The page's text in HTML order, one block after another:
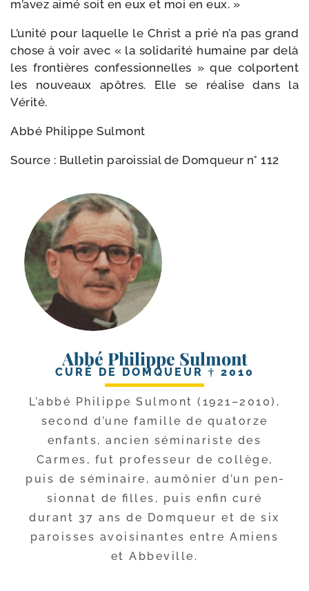
m’a­vez aimé soit en eux et moi en eux. »
L’unité pour laquelle le Christ a prié n’a pas grand
chose à voir avec « la soli­da­ri­té humaine par delà
les fron­tières confes­sion­nelles » que col­portent
les nou­veaux apôtres. Elle se réa­lise dans la
Vérité.
Abbé Philippe Sulmont
Source : Bulletin parois­sial de Domqueur n° 112
Abbé Philippe Sulmont
CURÉ DE DOMQUEUR † 2010
L’abbé Philippe Sulmont (1921–2010),
second d’une famille de qua­torze
enfants, ancien sémi­na­riste des
Carmes, fut pro­fes­seur de col­lège,
puis de sémi­naire, aumô­nier d’un pen­
sion­nat de filles, puis enfin curé
durant 37 ans de Domqueur et de six
paroisses avoi­si­nantes entre Amiens
et Abbeville.